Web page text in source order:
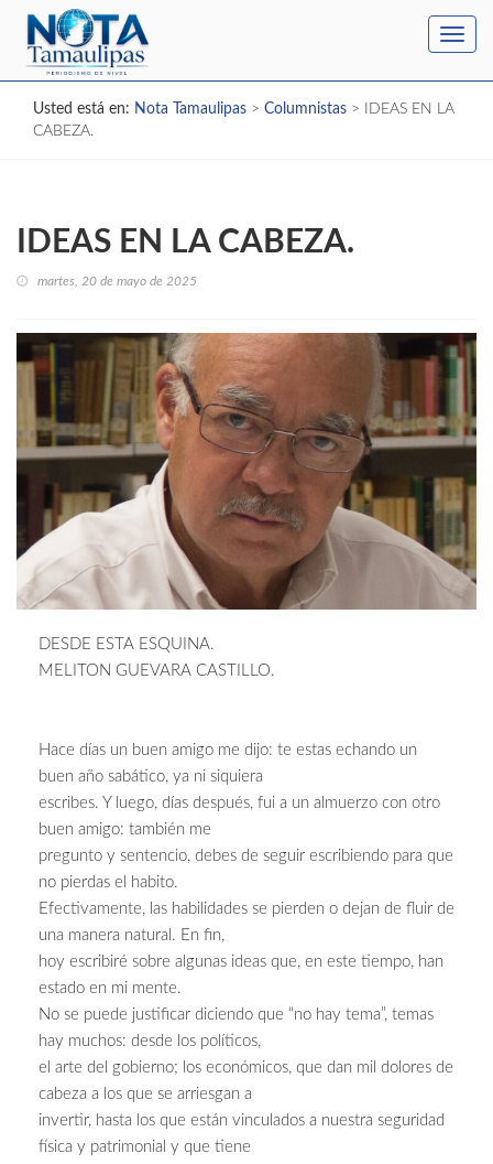
Usted está en: Nota Tamaulipas > Columnistas >
IDEAS EN LA
CABEZA.
IDEAS EN LA CABEZA.
martes, 20 de mayo de 2025
DESDE ESTA ESQUINA.
MELITON GUEVARA CASTILLO.
Hace días un buen amigo me dijo: te estas echando un
buen año sabático, ya ni siquiera
escribes. Y luego, días después, fui a un almuerzo con otro
buen amigo: también me
pregunto y sentencio, debes de seguir escribiendo para que
no pierdas el habito.
Efectivamente, las habilidades se pierden o dejan de fluir de
una manera natural. En fin,
hoy escribiré sobre algunas ideas que, en este tiempo, han
estado en mi mente.
No se puede justificar diciendo que “no hay tema”, temas
hay muchos: desde los políticos,
el arte del gobierno; los económicos, que dan mil dolores de
cabeza a los que se arriesgan a
invertir, hasta los que están vinculados a nuestra seguridad
física y patrimonial y que tiene